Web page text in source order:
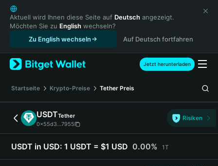
English
日本語
Tiếng Việt
Русский
Español (Latinoamérica)
Türkçe
Français
Deutsch
简体中文
繁體中文
Português (Portugal)
Bahasa Indonesia
ภาษาไทย
Aktuell wird Ihnen diese Seite auf Deutsch angezeigt.
Möchten Sie zu English wechseln?
Zu English wechseln
Auf Deutsch fortfahren
Jetzt herunterladen
Startseite Krypto-Preise Tether Preis
USDTTether
0x55d3...7955
Risiken
USDT in USD: 1 USDT = $1 USD 0.00% 1T